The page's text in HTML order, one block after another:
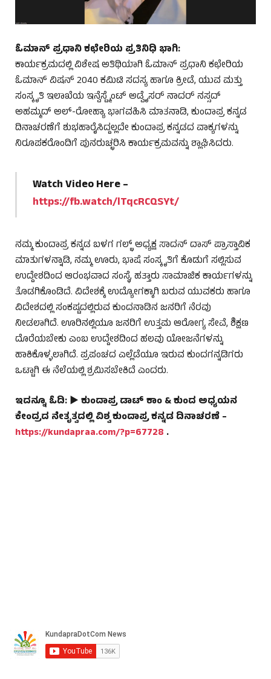
ಓಮಾನ್ ಪ್ರಧಾನಿ ಕಛೇರಿಯ ಪ್ರತಿನಿಧಿ ಭಾಗಿ:
ಕಾರ್ಯಕ್ರಮದಲ್ಲಿ ವಿಶೇಷ ಅತಿಥಿಯಾಗಿ ಓಮಾನ್ ಪ್ರಧಾನಿ ಕಛೇರಿಯ
ಓಮಾನ್ ವಿಷನ್ 2040 ಕಮಿಟಿ ಸದಸ್ಯ ಹಾಗೂ ಕ್ರೀಡೆ, ಯುವ ಮತ್ತು
ಸಂಸ್ಕೃತಿ ಇಲಾಖೆಯ ಇನ್ವೆಸ್ಟ್ಮೆಂಟ್ ಅಡ್ವೈಸರ್ ನಾದರ್ ನಸ್ಸದ್
ಅಹಮ್ಮದ್ ಅಲ್-ರೋಹ್ಯಾ ಭಾಗವಹಿಸಿ ಮಾತನಾಡಿ, ಕುಂದಾಪ್ರ ಕನ್ನಡ
ದಿನಾಚರಣೆಗೆ ಶುಭಹಾರೈಸಿದ್ದಲ್ಲದೇ ಕುಂದಾಪ್ರ ಕನ್ನಡದ ವಾಕ್ಯಗಳನ್ನು
ನಿರೂಪಕರೊಂದಿಗೆ ಪುನರುಚ್ಛರಿಸಿ ಕಾರ್ಯಕ್ರಮವನ್ನು ಶ್ಲಾಘಿಸಿದರು.
Watch Video Here –
https://fb.watch/lTqcRCQSYt/
ನಮ್ಮ ಕುಂದಾಪ್ರ ಕನ್ನಡ ಬಳಗ ಗಲ್ಭ್ ಅಧ್ಯಕ್ಷ ಸಾದನ್ ದಾಸ್ ಪ್ರಾಸ್ತಾವಿಕ
ಮಾತುಗಳನ್ನಾಡಿ, ನಮ್ಮ ಊರು, ಭಾಷೆ ಸಂಸ್ಕೃತಿಗೆ ಕೊಡುಗೆ ಸಲ್ಲಿಸುವ
ಉದ್ದೇಶದಿಂದ ಆರಂಭವಾದ ಸಂಸ್ಥೆ, ಹತ್ತಾರು ಸಾಮಾಜಿಕ ಕಾರ್ಯಗಳನ್ನು
ತೊಡಗಿಕೊಂಡಿದೆ. ವಿದೇಶಕ್ಕೆ ಉದ್ಯೋಗಕ್ಕಾಗಿ ಬರುವ ಯುವಕರು ಹಾಗೂ
ವಿದೇಶದಲ್ಲಿ ಸಂಕಷ್ಟದಲ್ಲಿರುವ ಕುಂದನಾಡಿನ ಜನರಿಗೆ ನೆರವು
ನೀಡಲಾಗಿದೆ. ಊರಿನಲ್ಲಿಯೂ ಜನರಿಗೆ ಉತ್ತಮ ಆರೋಗ್ಯ ಸೇವೆ, ಶಿಕ್ಷಣ
ದೊರೆಯಬೇಕು ಎಂಬ ಉದ್ದೇಶದಿಂದ ಹಲವು ಯೋಜನೆಗಳನ್ನು
ಹಾಕಿಕೊಳ್ಳಲಾಗಿದೆ. ಪ್ರಪಂಚದ ಎಲ್ಲೆಡೆಯೂ ಇರುವ ಕುಂದಗನ್ನಡಿಗರು
ಒಟ್ಟಾಗಿ ಈ ನೆಲೆಯಲ್ಲಿ ಶ್ರಮಿಸಬೇಕಿದೆ ಎಂದರು.
ಇದನ್ನೂ ಓದಿ: ► ಕುಂದಾಪ್ರ ಡಾಟ್ ಕಾಂ & ಕುಂದ ಅಧ್ಯಯನ
ಕೇಂದ್ರದ ನೇತೃತ್ವದಲ್ಲಿ ವಿಶ್ವ ಕುಂದಾಪ್ರ ಕನ್ನಡ ದಿನಾಚರಣೆ –
https://kundapraa.com/?p=67728 .